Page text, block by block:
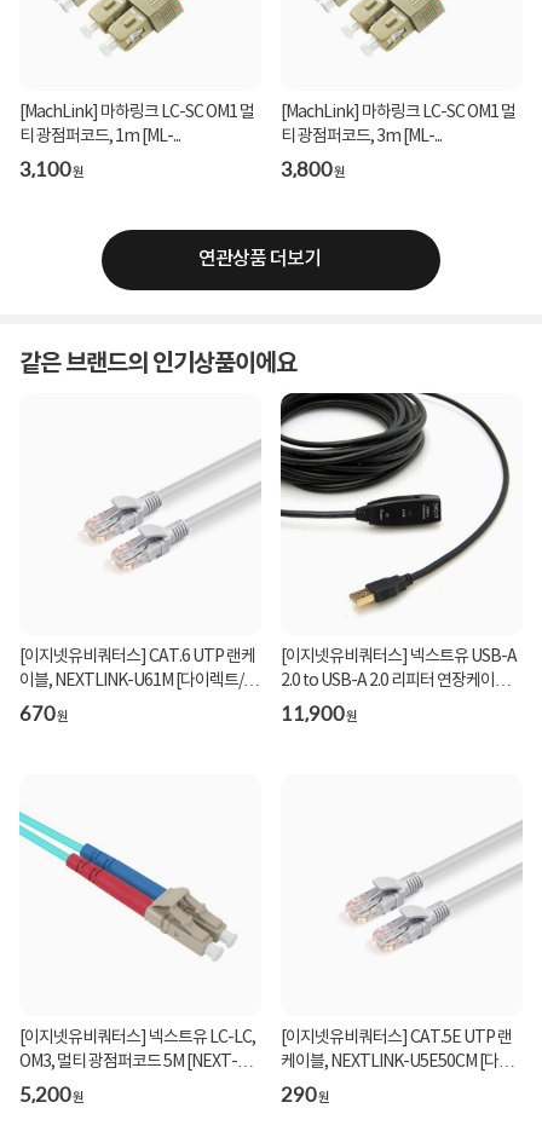
[MachLink] 마하링크 LC-SC OM1 멀
티 광점퍼코드, 1m [ML-...
3,100원
[MachLink] 마하링크 LC-SC OM1 멀
티 광점퍼코드, 3m [ML-...
3,800원
연관상품 더보기
같은 브랜드의 인기상품이에요
[이지넷유비쿼터스] CAT.6 UTP 랜케
이블, NEXTLINK-U61M [다이렉트/단
선] [그레이/1m...
670원
[이지넷유비쿼터스] 넥스트유 USB-A
2.0 to USB-A 2.0 리피터 연장케이블,
NEXT-USB1...
11,900원
[이지넷유비쿼터스] 넥스트유 LC-LC,
OM3, 멀티 광점퍼코드 5M [NEXT-
LL305MM-10G]
5,200원
[이지넷유비쿼터스] CAT.5E UTP 랜
케이블, NEXTLINK-U5E50CM [다이
렉트/단선] [그레...
290원